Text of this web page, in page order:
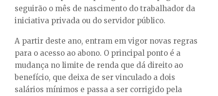
seguirão o mês de nascimento do trabalhador da
iniciativa privada ou do servidor público.
A partir deste ano, entram em vigor novas regras
para o acesso ao abono. O principal ponto é a
mudança no limite de renda que dá direito ao
benefício, que deixa de ser vinculado a dois
salários mínimos e passa a ser corrigido pela